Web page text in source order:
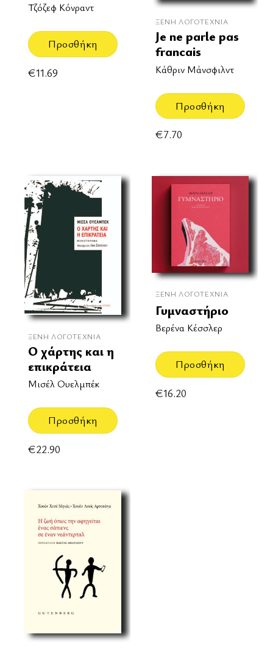
Τζόζεφ Κόνραντ
Προσθήκη
€11.69
ΞΈΝΗ ΛΟΓΟΤΕΧΝΊΑ
Je ne parle pas
francais
Κάθριν Μάνσφιλντ
Προσθήκη
€7.70
ΞΈΝΗ ΛΟΓΟΤΕΧΝΊΑ
Ο χάρτης και η
επικράτεια
Μισέλ Ουελμπέκ
Προσθήκη
€22.90
ΞΈΝΗ ΛΟΓΟΤΕΧΝΊΑ
Γυμναστήριο
Βερένα Κέσσλερ
Προσθήκη
€16.20